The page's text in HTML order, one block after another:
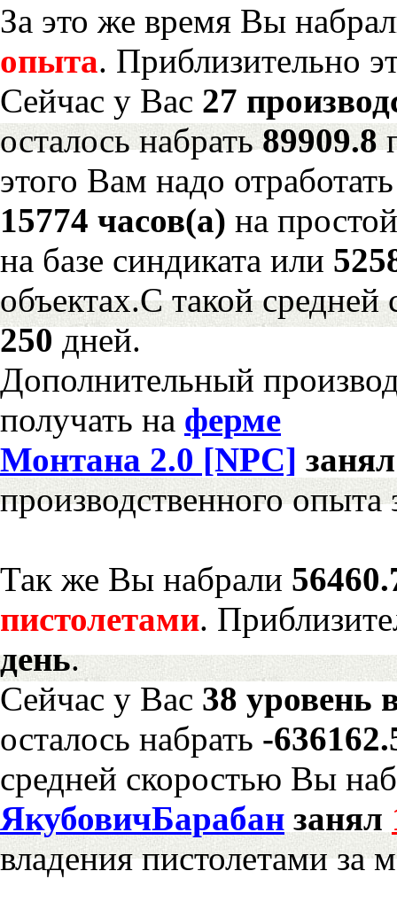
За это же время Вы
опыта. Приблизительно
Сейчас у Вас 27
осталось набрать89909.8
этого Вам надо отработать
15774 часов(а) на
на базе синдиката или
объектах.С такой средней
250дней.
Дополнительный
получать на ферме
Монтана 2.0 [NPC]
производственного опыта
Так же Вы набрали
пистолетами.
день.
Сейчас у Вас 38 уровень
осталось набрать -
средней скоростью Вы
ЯкубовичБарабан занял
владения пистолетами за